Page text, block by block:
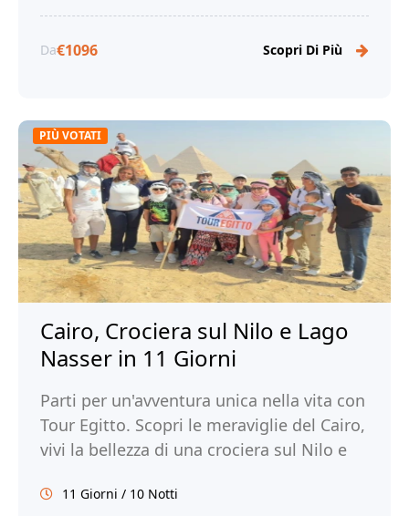
Da€1096 Scopri Di Più
PIÙ VOTATI
Cairo, Crociera sul Nilo e Lago
Nasser in 11 Giorni
Parti per un'avventura unica nella vita con
Tour Egitto. Scopri le meraviglie del Cairo,
vivi la bellezza di una crociera sul Nilo e
storia e cultura dell'Egitto.
11 Giorni / 10 Notti